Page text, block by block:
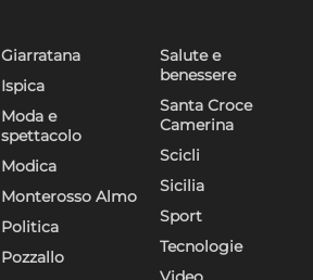
Giarratana
Ispica
Moda e
spettacolo
Modica
Monterosso Almo
Politica
Pozzallo
Salute e
benessere
Santa Croce
Camerina
Scicli
Sicilia
Sport
Tecnologie